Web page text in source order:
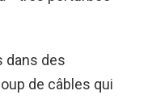
dans des
de câbles qui